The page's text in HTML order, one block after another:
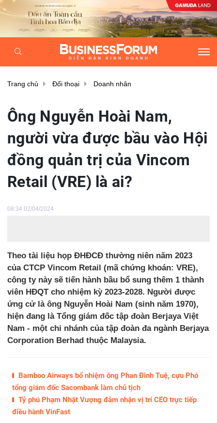
Trang chủ Đối thoại Doanh nhân
Ông Nguyễn Hoài Nam,
người vừa được bầu vào Hội
đồng quản trị của Vincom
Retail (VRE) là ai?
08:34 02/04/2024
Theo tài liệu họp ĐHĐCĐ thường niên năm 2023
của CTCP Vincom Retail (mã chứng khoán: VRE),
công ty này sẽ tiến hành bầu bổ sung thêm 1 thành
viên HĐQT cho nhiệm kỳ 2023-2028. Người được
ứng cử là ông Nguyễn Hoài Nam (sinh năm 1970),
hiện đang là Tổng giám đốc tập đoàn Berjaya Việt
Nam - một chi nhánh của tập đoàn đa ngành Berjaya
Corporation Berhad thuộc Malaysia.
Bamboo Airways bổ nhiệm ông Phan Đình Tuệ, cựu Phó
tổng giám đốc Sacombank làm chủ tịch
Tỷ phú Phạm Nhật Vượng đảm nhận vị trí CEO trực tiếp
điều hành VinFast